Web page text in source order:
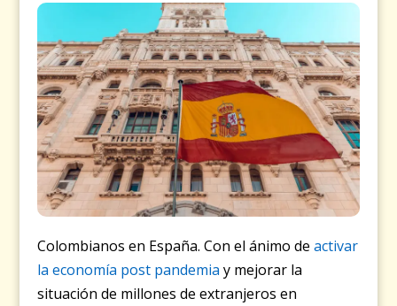
Colombianos en España. Con el ánimo deactivar
la economía post pandemia y mejorar la
situación de millones de extranjeros en